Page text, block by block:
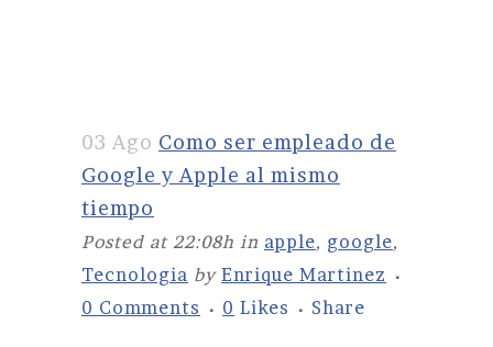
03 Ago Como ser empleado de
Google y Apple al mismo
tiempo
Posted at 22:08h in apple, google,
Tecnologia by Enrique Martinez
0 Comments
0 Likes Share